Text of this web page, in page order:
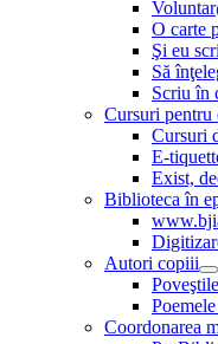
O carte
Şi eu
Să
Scriu în
Cursuri pentru
Cursuri
E-
Exist,
Biblioteca în
Autori copiii
Coordonarea